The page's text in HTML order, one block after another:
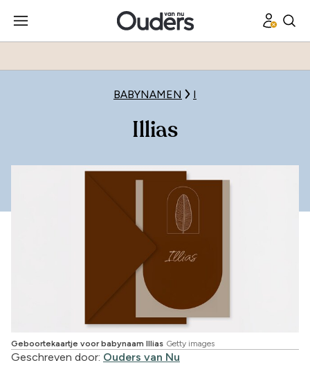
BABYNAMEN I
Illias
Geboortekaartje voor babynaam Illias Getty images
Geschreven door: Ouders van Nu